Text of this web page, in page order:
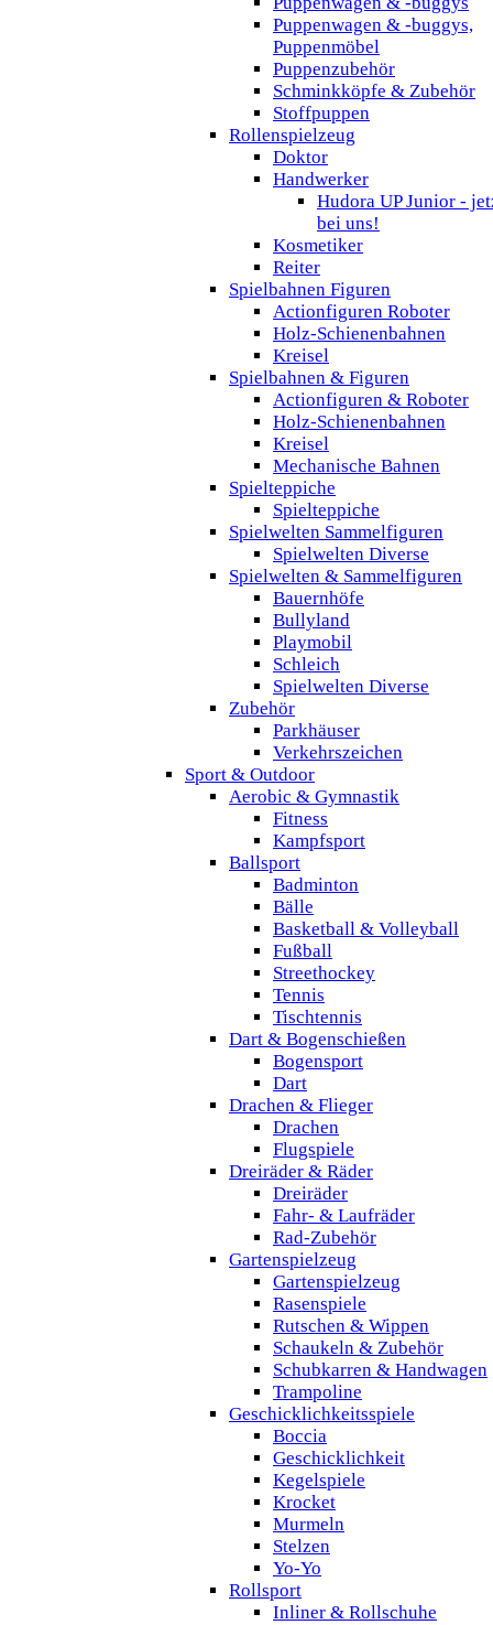
Puppenwagen & -buggys,
Puppenmöbel
Puppenzubehör
Schminkköpfe & Zubehör
Stoffpuppen
Rollenspielzeug
Doktor
Handwerker
Hudora UP Junior -
bei uns!
Kosmetiker
Reiter
Spielbahnen Figuren
Actionfiguren Roboter
Holz-Schienenbahnen
Kreisel
Spielbahnen & Figuren
Actionfiguren & Roboter
Holz-Schienenbahnen
Kreisel
Mechanische Bahnen
Spielteppiche
Spielteppiche
Spielwelten Sammelfiguren
Spielwelten Diverse
Spielwelten & Sammelfiguren
Bauernhöfe
Bullyland
Playmobil
Schleich
Spielwelten Diverse
Zubehör
Parkhäuser
Verkehrszeichen
Sport & Outdoor
Aerobic & Gymnastik
Fitness
Kampfsport
Ballsport
Badminton
Bälle
Basketball & Volleyball
Fußball
Streethockey
Tennis
Tischtennis
Dart & Bogenschießen
Bogensport
Dart
Drachen & Flieger
Drachen
Flugspiele
Dreiräder & Räder
Dreiräder
Fahr- & Laufräder
Rad-Zubehör
Gartenspielzeug
Gartenspielzeug
Rasenspiele
Rutschen & Wippen
Schaukeln & Zubehör
Schubkarren & Handwagen
Trampoline
Geschicklichkeitsspiele
Boccia
Geschicklichkeit
Kegelspiele
Krocket
Murmeln
Stelzen
Yo-Yo
Rollsport
Inliner & Rollschuhe